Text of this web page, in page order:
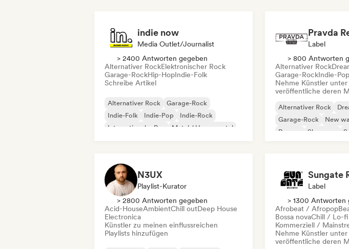
indie now
Media Outlet/Journalist
> 2400 Antworten gegeben
Alternativer RockElektronischer Rock
Garage-RockHip-HopIndie-Folk
Schreibe Artikel
Alternativer Rock
Garage-Rock
Indie-Folk
Indie-Pop
Indie-Rock
Internationaler Rap
Metal / Heavy metal
Pravda
Label
> 800 Antworten
Alternativer Rock
Garage-RockIndie-Pop
Nehme Künstler
veröffentliche deren
Alternativer Rock
Garage-Rock
New
Reggae
Shoegaze
N3UX
Playlist-Kurator
> 2800 Antworten gegeben
Acid-HouseAmbientChill outDeep House
Electronica
Künstler zu meinen einflussreichen
Playlists hinzufügen
Sungate
Label
> 1300 Antworten
Afrobeat / Afropop
Bossa novaChill / Lo-
Kommerziell /
Nehme Künstler
veröffentliche deren